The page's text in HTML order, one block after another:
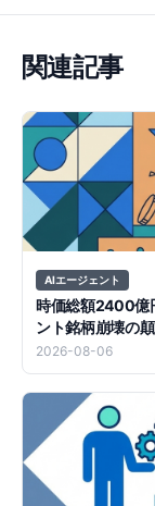
関連記事
AIエージェント
時価総額2400億
ント銘柄崩壊の
2026-08-06